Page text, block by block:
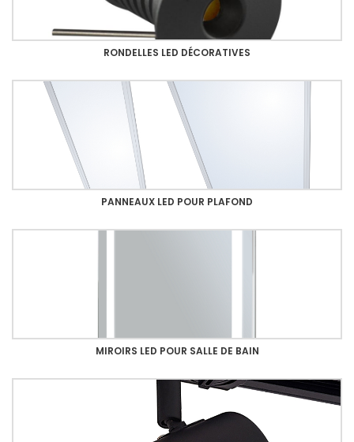
RONDELLES LED DÉCORATIVES
PANNEAUX LED POUR PLAFOND
MIROIRS LED POUR SALLE DE BAIN